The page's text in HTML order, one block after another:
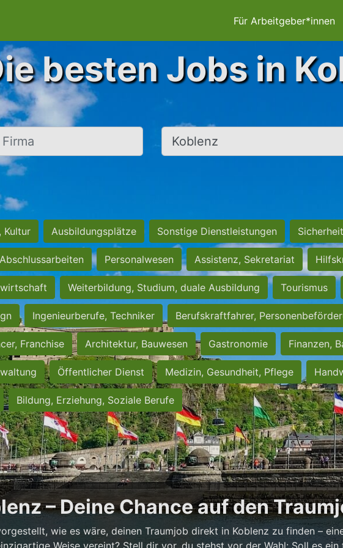
Für Arbeitgeber*innen
besten Jobs in
Ort, Stadt
Kultur Ausbildungsplätze Sonstige Dienstleistungen
Personalwesen Assistenz, Sekretariat
Weiterbildung, Studium, duale Ausbildung Tourismus
Ingenieurberufe, Techniker Berufskraftfahrer,
Franchise Architektur, Bauwesen Gastronomie Finanzen,
Öffentlicher Dienst Medizin, Gesundheit, Pflege
Bildung, Erziehung, Soziale Berufe
– Deine Chance auf den
wie es wäre, deinen Traumjob direkt in Koblenz zu finden –